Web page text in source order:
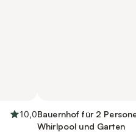
10,0Bauernhof für 2
Whirlpool und Garten